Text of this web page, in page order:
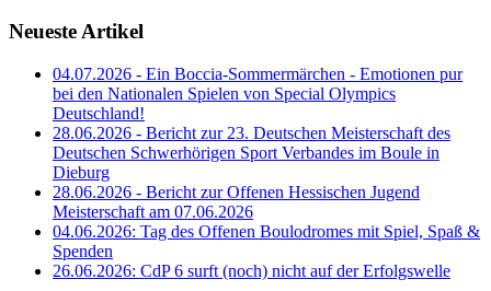
Neueste Artikel
04.07.2026 - Ein Boccia-Sommermärchen - Emotionen pur
bei den Nationalen Spielen von Special Olympics
Deutschland!
28.06.2026 - Bericht zur 23. Deutschen Meisterschaft des
Deutschen Schwerhörigen Sport Verbandes im Boule in
Dieburg
28.06.2026 - Bericht zur Offenen Hessischen Jugend
Meisterschaft am 07.06.2026
04.06.2026: Tag des Offenen Boulodromes mit Spiel, Spaß &
Spenden
26.06.2026: CdP 6 surft (noch) nicht auf der Erfolgswelle